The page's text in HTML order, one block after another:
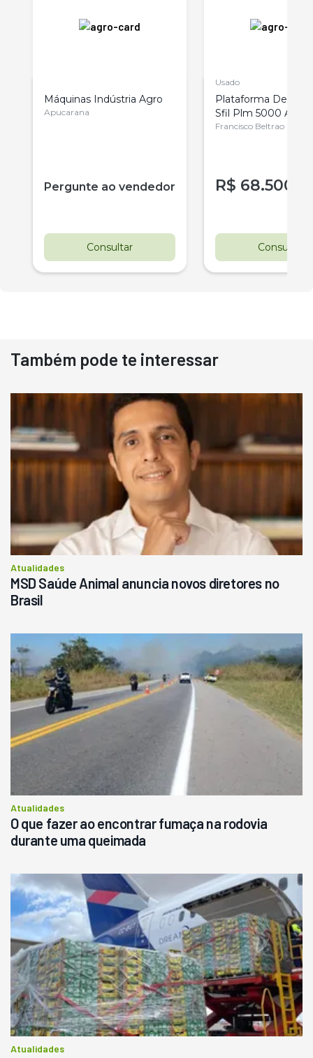
Máquinas Indústria Agro
Apucarana
Pergunte ao vendedor
Consultar
Usado
Plataforma De
Sfil Plm 5000 Ano
Francisco Beltrao
R$ 68.500
Consultar
Também pode te interessar
Atualidades
MSD Saúde Animal anuncia novos diretores no
Brasil
Atualidades
O que fazer ao encontrar fumaça na rodovia
durante uma queimada
Atualidades